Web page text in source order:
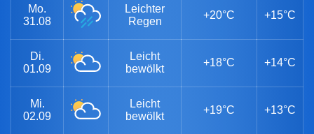
Mo.
31.08
Leichter
Regen
+20°C +15°C
Di.
01.09
Leicht
bewölkt
+18°C +14°C
Mi.
02.09
Leicht
bewölkt
+19°C +13°C